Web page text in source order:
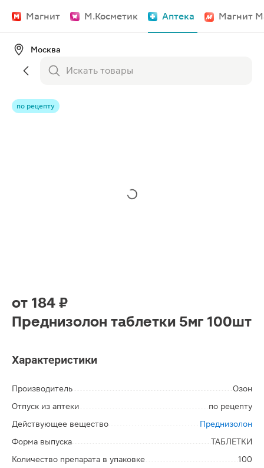
Магнит М.Косметик Аптека Магнит
Москва
по рецепту
от 184 ₽
Преднизолон таблетки 5мг 100шт
Характеристики
Производитель
Озон
Отпуск из аптеки
по рецепту
Действующее вещество
Преднизолон
Форма выпуска
ТАБЛЕТКИ
Количество препарата в упаковке
100